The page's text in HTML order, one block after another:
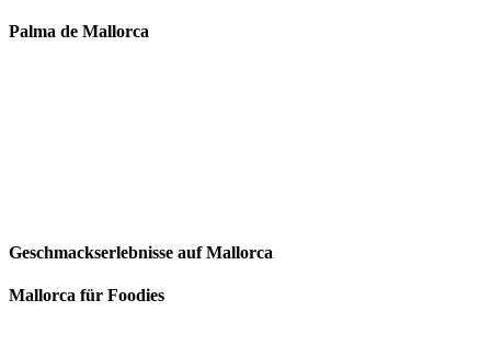
Palma de Mallorca
Geschmackserlebnisse auf Mallorca
Mallorca für Foodies